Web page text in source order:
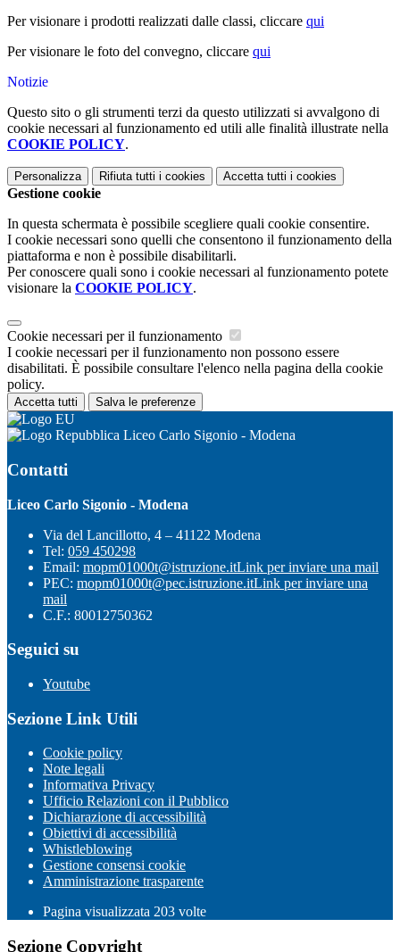
Per visionare i prodotti realizzati dalle classi, cliccare qui
Per visionare le foto del convegno, cliccare qui
Notizie
Questo sito o gli strumenti terzi da questo utilizzati si avvalgono di
cookie necessari al funzionamento ed utili alle finalità illustrate nella
COOKIE POLICY.
Personalizza Rifiuta tutti i cookies Accetta tutti i cookies
Gestione cookie
In questa schermata è possibile scegliere quali cookie consentire.
I cookie necessari sono quelli che consentono il funzionamento della
piattaforma e non è possibile disabilitarli.
Per conoscere quali sono i cookie necessari al funzionamento potete
visionare la COOKIE POLICY.
Cookie necessari per il funzionamento
I cookie necessari per il funzionamento non possono essere
disabilitati. È possibile consultare l'elenco nella pagina della cookie
policy.
Accetta tutti Salva le preferenze
Liceo Carlo Sigonio - Modena
Contatti
Liceo Carlo Sigonio - Modena
Via del Lancillotto, 4 – 41122 Modena
Tel: 059 450298
Email: mopm01000t@istruzione.itLink per inviare una mail
PEC: mopm01000t@pec.istruzione.itLink per inviare una
mail
C.F.: 80012750362
Seguici su
Youtube
Sezione Link Utili
Cookie policy
Note legali
Informativa Privacy
Ufficio Relazioni con il Pubblico
Dichiarazione di accessibilità
Obiettivi di accessibilità
Whistleblowing
Gestione consensi cookie
Amministrazione trasparente
Pagina visualizzata 203 volte
Sezione Copyright